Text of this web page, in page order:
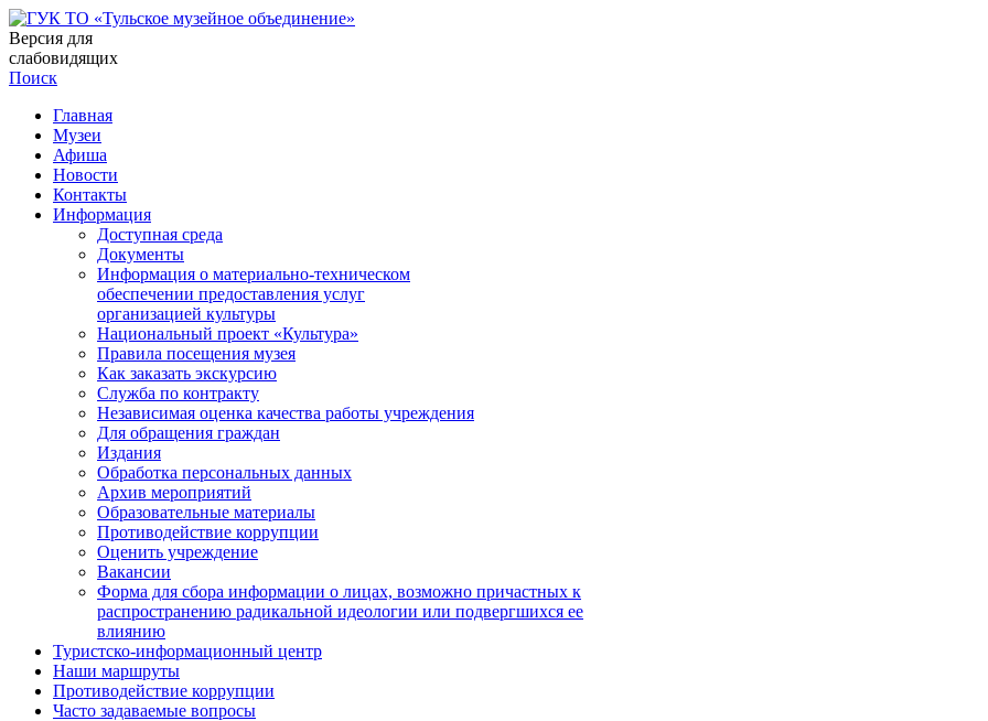
Версия для
слабовидящих
Поиск
Главная
Музеи
Афиша
Новости
Контакты
Информация
Доступная среда
Документы
Информация о материально-техническом
обеспечении предоставления услуг
организацией культуры
Национальный проект «Культура»
Правила посещения музея
Как заказать экскурсию
Служба по контракту
Независимая оценка качества работы учреждения
Для обращения граждан
Издания
Обработка персональных данных
Архив мероприятий
Образовательные материалы
Противодействие коррупции
Оценить учреждение
Вакансии
Форма для сбора информации о лицах, возможно причастных к
распространению радикальной идеологии или подвергшихся ее
влиянию
Туристско-информационный центр
Наши маршруты
Противодействие коррупции
Часто задаваемые вопросы